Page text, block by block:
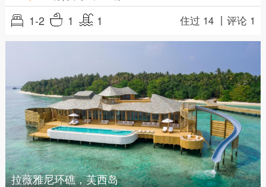
1-2 1 1 住过 14 丨评论 1
拉薇雅尼环礁，芙西岛